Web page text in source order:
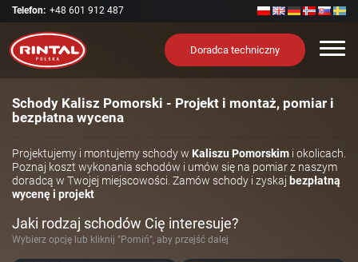
Telefon: +48 601 912 487
Doradca techniczny
Schody Kalisz Pomorski - Projekt i montaż, pomiar i
bezpłatna wycena
Projektujemy i montujemy schody w Kaliszu Pomorskim i okolicach.
Poznaj koszt wykonania schodów i umów się na pomiar z naszym
doradcą w Twojej miejscowości. Zamów schody i zyskaj bezpłatną
wycenę i projekt
Jaki rodzaj schodów Cię interesuje?
Wybierz opcję lub kliknij "Pomiń", aby przejść dalej